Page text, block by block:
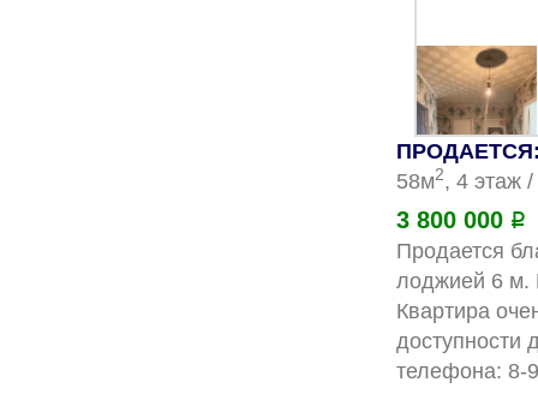
ПРОДАЕТСЯ:
58м2, 4 этаж
3 800 000 Р
Продается
лоджией 6 м.
Квартира
доступности